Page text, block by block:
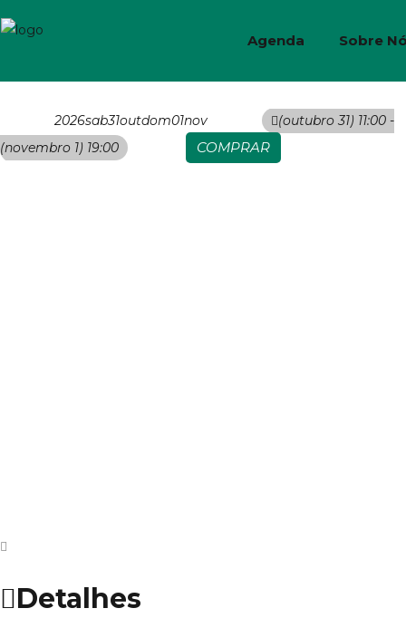
Agenda Sobre
2026sab31outdom01nov
(outubro 31) 11:00 -
(novembro 1) 19:00
COMPRAR
Detalhes